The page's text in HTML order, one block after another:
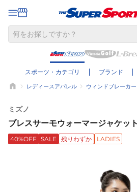
スポーツ・カテゴリ ブランド
レディースアパレル ウィンドブレーカー
ミズノ
ブレスサーモウォーマージャケッ
40%OFF SALE 残りわずか LADIES